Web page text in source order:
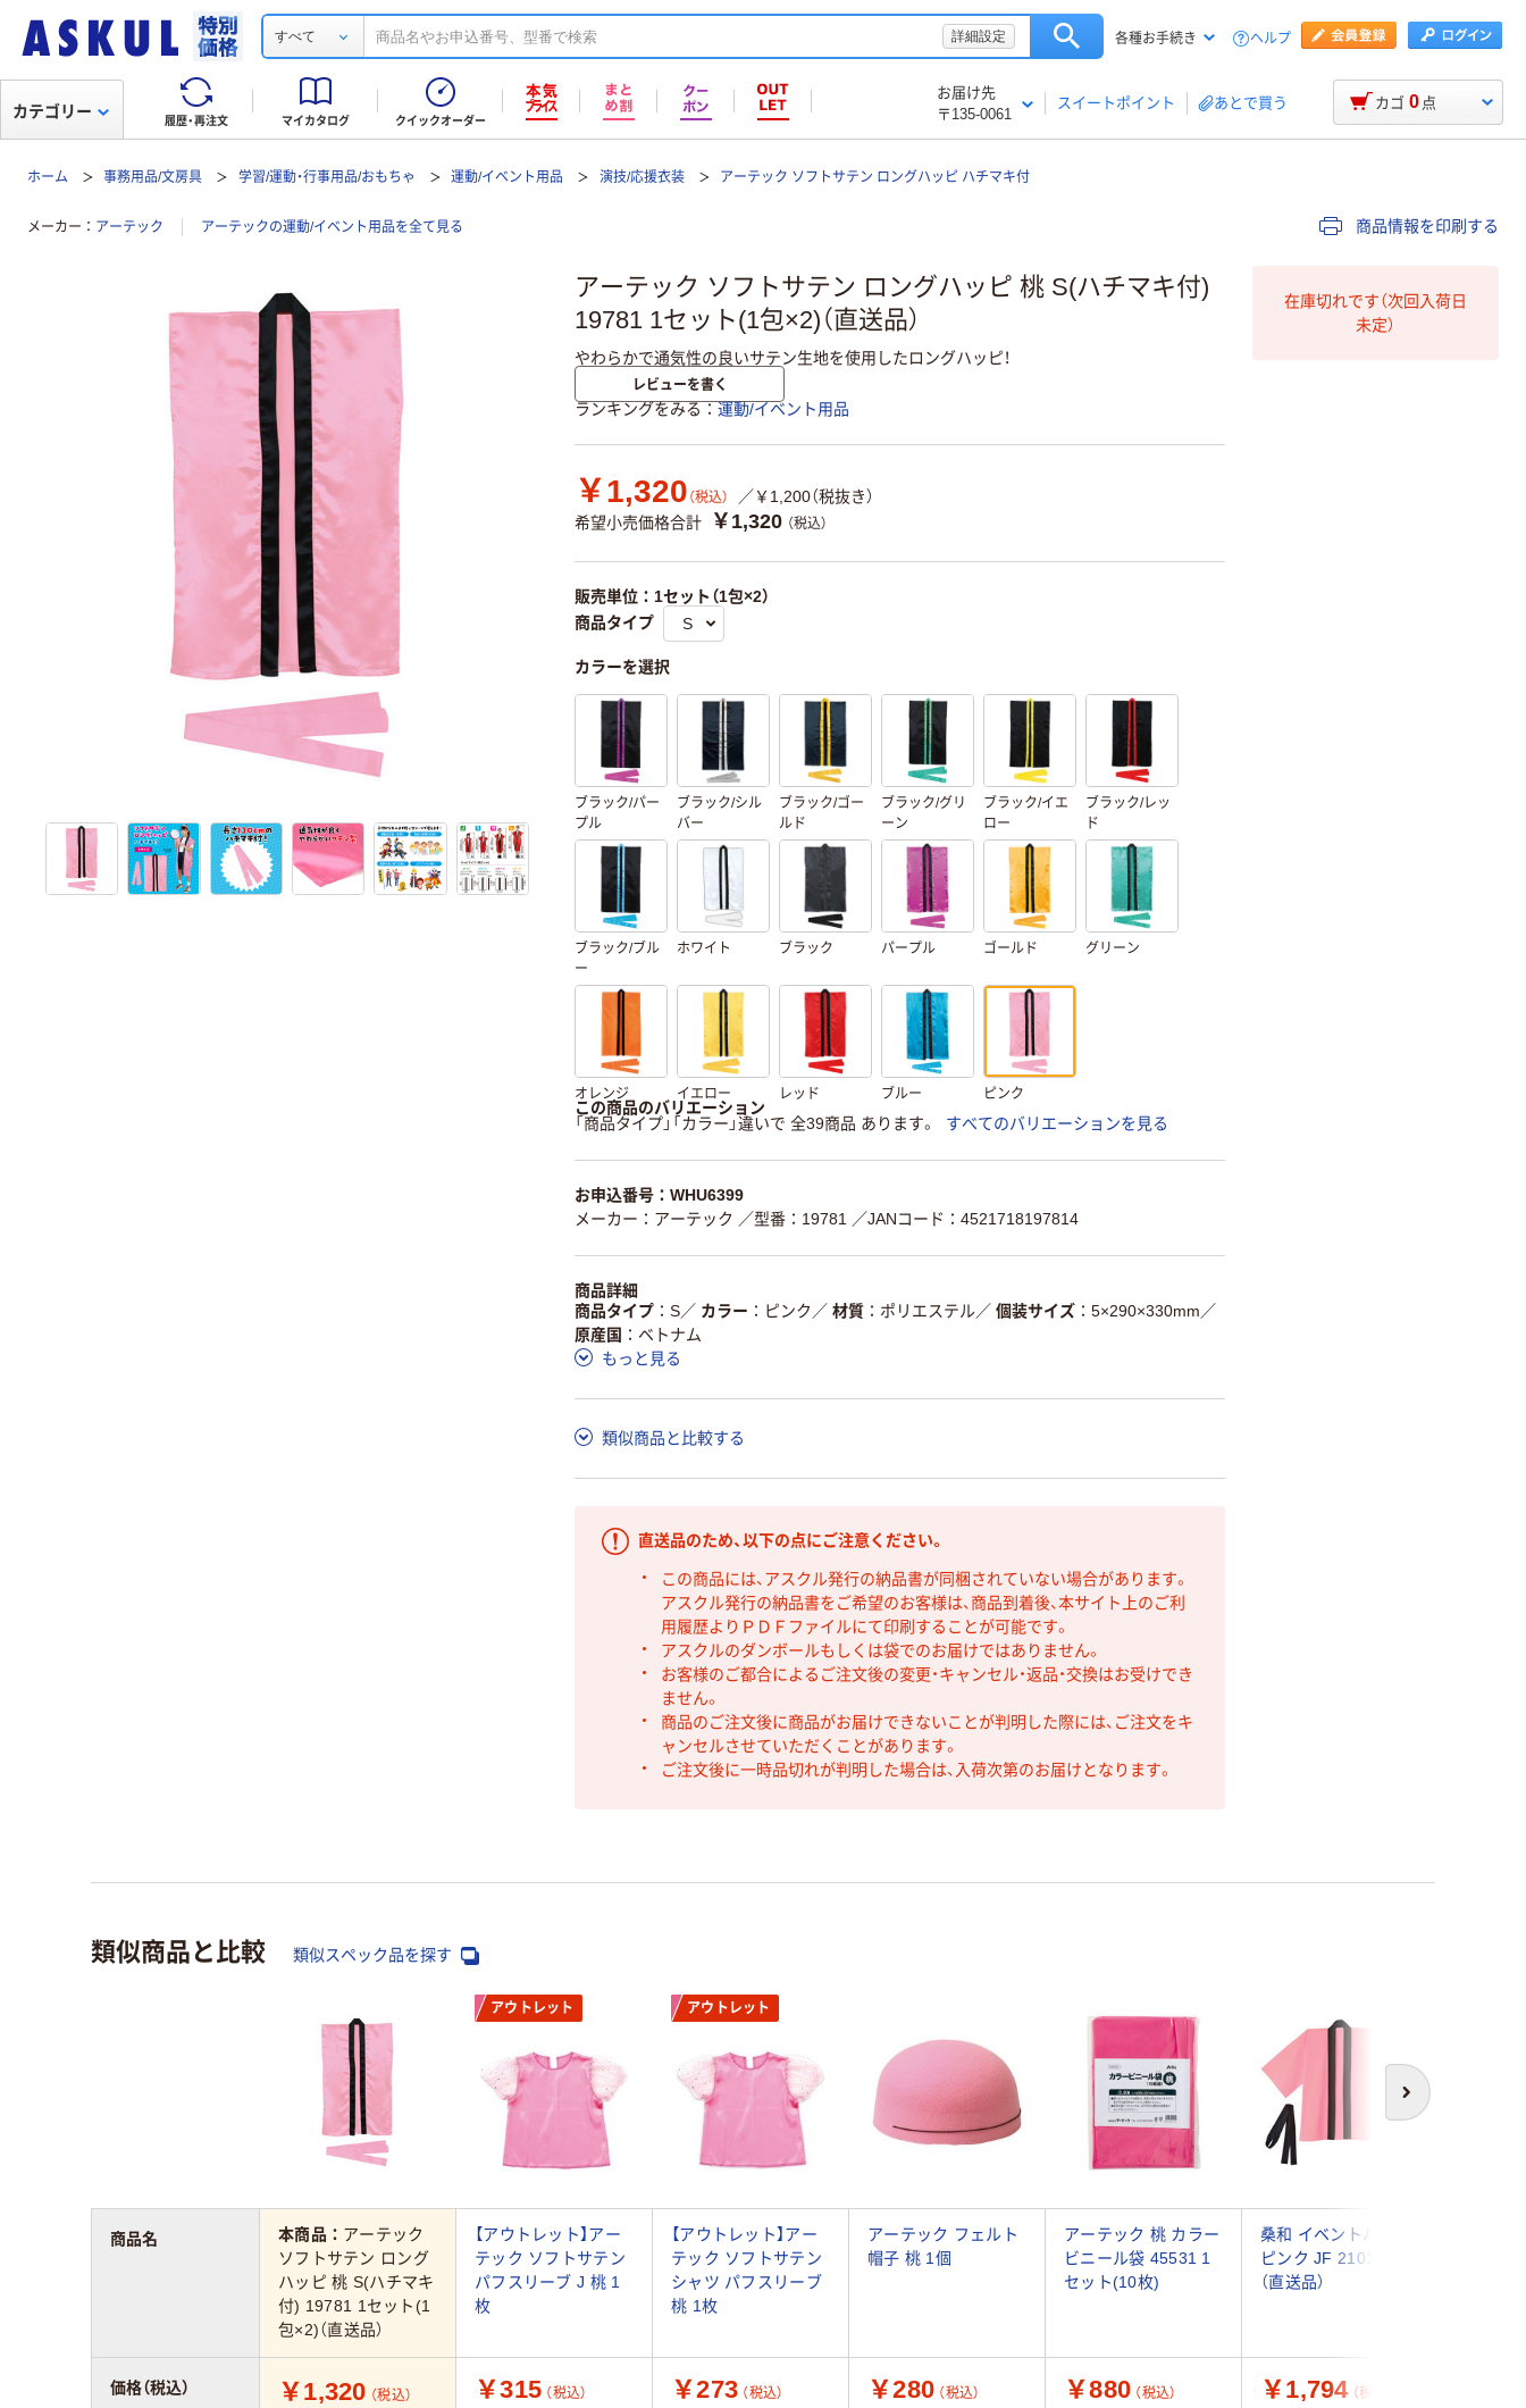
すべて 詳細設定 各種お手続き ヘルプ
履歴・再注文 マイカタログ クイックオーダー
お届け先
〒135-0061
スイートポイント あとで買う
カテゴリー カゴ 0 点
ホーム 事務用品/文房具 学習/運動・行事用品/おもちゃ 運動/イベント用品 演技/応援衣装 アーテック ソフトサテン ロングハッピ ハチマキ付
メーカー アーテック アーテックの運動/イベント用品を全て見る 商品情報を印刷する
アーテック ソフトサテン ロングハッピ 桃 S(ハチマキ付)
19781 1セット(1包×2)（直送品）
やわらかで通気性の良いサテン生地を使用したロングハッピ！
レビューを書く
ランキングをみる 運動/イベント用品
￥1,320 （税込）
／￥1,200（税抜き）
希望小売価格合計
￥1,320 （税込）
販売単位：1セット（1包×2）
商品タイプ
カラーを選択
ブラック/パー
プル
ブラック/シル
バー
ブラック/ゴー
ルド
ブラック/グリ
ーン
ブラック/イエ
ロー
ブラック/レッ
ド
ブラック/ブル
ー
ホワイト ブラック パープル ゴールド グリーン
オレンジ イエロー レッド ブルー ピンク
この商品のバリエーション
「商品タイプ」「カラー」違いで 全39商品 あります。
すべてのバリエーションを見る
お申込番号：WHU6399
メーカー：アーテック ／型番：19781 ／JANコード：4521718197814
商品詳細
商品タイプ
S／ カラー ピンク ／ 材質 ポリエステル／ 個装サイズ 5×290×330mm ／
原産国
ベトナム
もっと見る
類似商品と比較する
直送品のため、以下の点にご注意ください。
この商品には、アスクル発行の納品書が同梱されていない場合があります。
アスクル発行の納品書をご希望のお客様は、商品到着後、本サイト上のご利
用履歴よりＰＤＦファイルにて印刷することが可能です。
アスクルのダンボールもしくは袋でのお届けではありません。
お客様のご都合によるご注文後の変更・キャンセル・返品・交換はお受けでき
ません。
商品のご注文後に商品がお届けできないことが判明した際には、ご注文をキ
ャンセルさせていただくことがあります。
ご注文後に一時品切れが判明した場合は、入荷次第のお届けとなります。
在庫切れです（次回入荷日
未定）
類似商品と比較 類似スペック品を探す
次へ
アウトレット アウトレット
本商品： アーテック
ソフトサテン ロング
ハッピ 桃 S(ハチマキ
付) 19781 1セット(1
包×2)（直送品）
【アウトレット】アー
テック ソフトサテン
パフスリーブ J 桃 1
枚
【アウトレット】アー
テック ソフトサテン
シャツ パフスリーブ
桃 1枚
アーテック フェルト
帽子 桃 1個
アーテック 桃 カラー
ビニール袋 45531 1
セット(10枚)
桑和 イベントハッピ
ピンク JF 21010 1着
（直送品）
￥1,320 （税込） ￥315 （税込） ￥273 （税込） ￥280 （税込） ￥880 （税込） ￥1,794 （税込）
商品名
価格（税込）